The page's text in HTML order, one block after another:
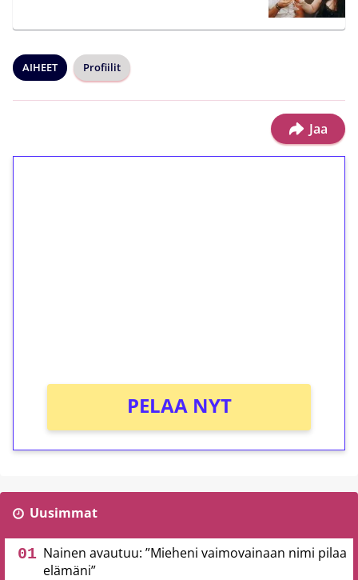
AIHEET Profiilit
Jaa
PELAA NYT
Uusimmat
Nainen avautuu: ”Mieheni vaimovainaan nimi pilaa
elämäni”